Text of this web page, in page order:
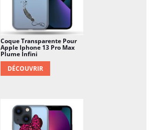
Coque Transparente Pour
Apple Iphone 13 Pro Max
Plume Infini
DÉCOUVRIR